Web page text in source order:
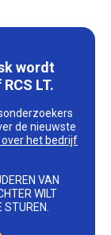
wordt
LT.
de nieuwste
het bedrijf
VAN
WILT